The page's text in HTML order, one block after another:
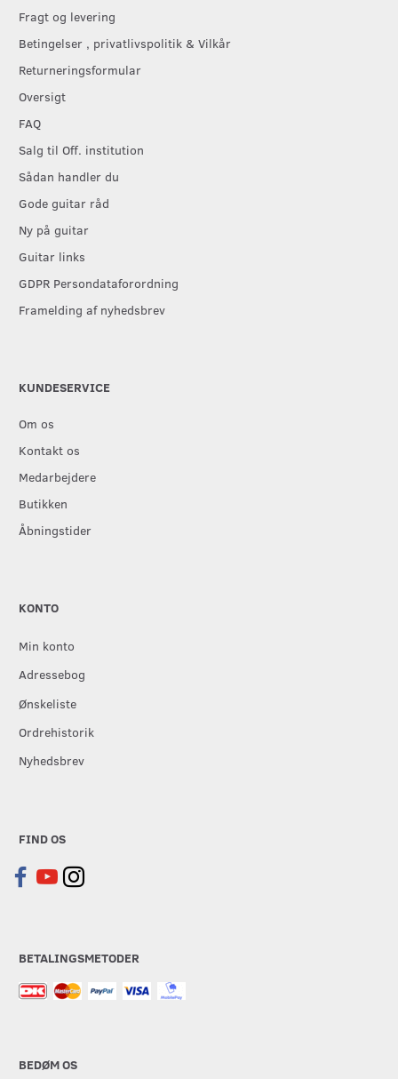
Fragt og levering
Betingelser , privatlivspolitik & Vilkår
Returneringsformular
Oversigt
FAQ
Salg til Off. institution
Sådan handler du
Gode guitar råd
Ny på guitar
Guitar links
GDPR Persondataforordning
Framelding af nyhedsbrev
KUNDESERVICE
Om os
Kontakt os
Medarbejdere
Butikken
Åbningstider
KONTO
Min konto
Adressebog
Ønskeliste
Ordrehistorik
Nyhedsbrev
FIND OS
BETALINGSMETODER
BEDØM OS